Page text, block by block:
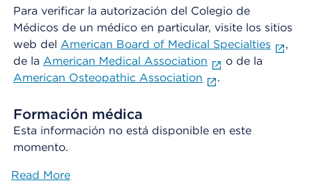
Para verificar la autorización del Colegio de
Médicos de un médico en particular, visite los sitios
web del American Board of Medical Specialties
,
de la American Medical Association
o de la
American Osteopathic Association
.
Formación médica
Esta información no está disponible en este
momento.
Read More